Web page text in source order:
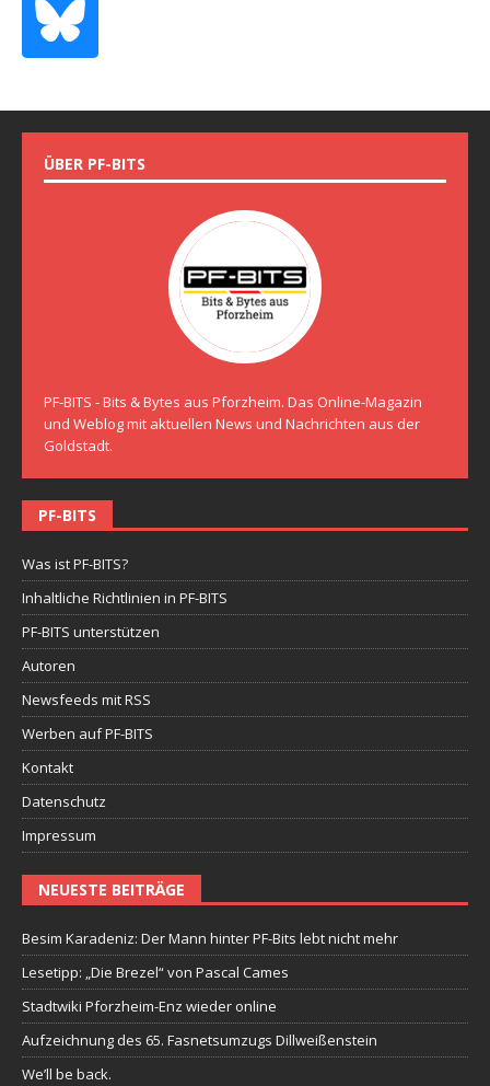
ÜBER PF-BITS
PF-BITS - Bits & Bytes aus Pforzheim. Das Online-Magazin
und Weblog mit aktuellen News und Nachrichten aus der
Goldstadt.
PF-BITS
Was ist PF-BITS?
Inhaltliche Richtlinien in PF-BITS
PF-BITS unterstützen
Autoren
Newsfeeds mit RSS
Werben auf PF-BITS
Kontakt
Datenschutz
Impressum
NEUESTE BEITRÄGE
Besim Karadeniz: Der Mann hinter PF-Bits lebt nicht mehr
Lesetipp: „Die Brezel“ von Pascal Cames
Stadtwiki Pforzheim-Enz wieder online
Aufzeichnung des 65. Fasnetsumzugs Dillweißenstein
We’ll be back.